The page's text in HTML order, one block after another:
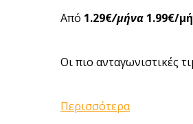
Από 1.29€/μήνα 1.99€/
Οι πιο ανταγωνιστικές
Περισσότερα